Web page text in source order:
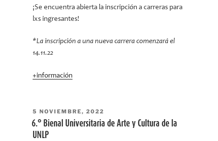
¡Se encuentra abierta la inscripción a carreras para
lxs ingresantes!
*La inscripción a una nueva carrera comenzará el
14.11.22
+información
PUBLICADO
EL
5 NOVIEMBRE, 2022
6.° Bienal Universitaria de Arte y Cultura de la
UNLP